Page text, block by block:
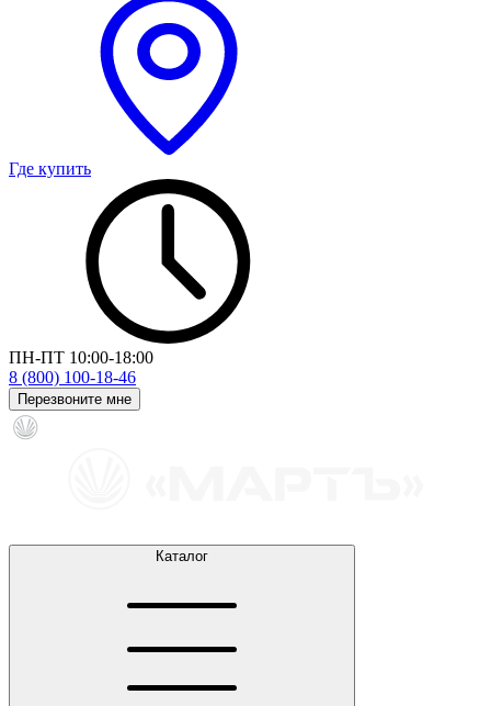
Где купить
ПН-ПТ 10:00-18:00
8 (800) 100-18-46
Перезвоните мне
Каталог